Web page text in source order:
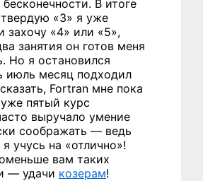
В итоге
«3» я уже
захочу «4» или «5»,
занятия он готов меня
Но я остановился
июль месяц подходил
Fortran мне пока
пятый курс
выручало умение
соображать — ведь
учусь на «отлично»!
вам таких
— удачи козерам!